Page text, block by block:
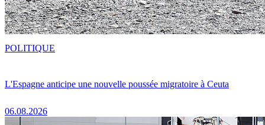
L'Espagne anticipe une nouvelle poussée migratoire à Ceuta
06.08.2026
POLITIQUE